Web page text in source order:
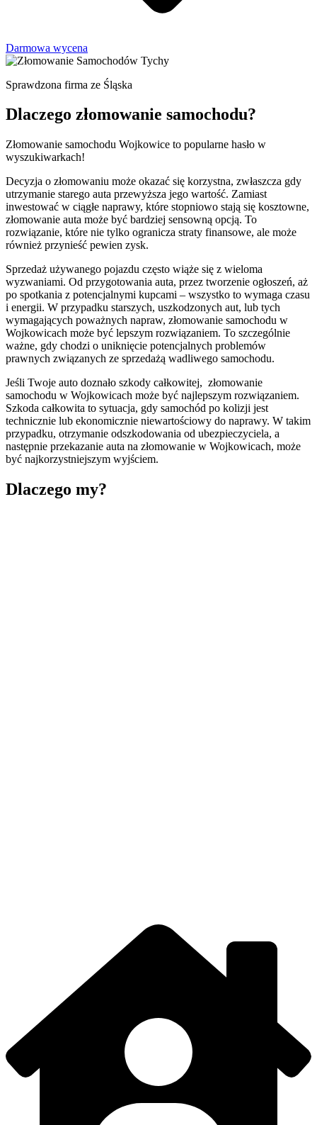
Darmowa wycena
Sprawdzona firma ze Śląska
Dlaczego złomowanie samochodu?
Złomowanie samochodu Wojkowice to popularne hasło w
wyszukiwarkach!
Decyzja o złomowaniu może okazać się korzystna, zwłaszcza gdy
utrzymanie starego auta przewyższa jego wartość. Zamiast
inwestować w ciągłe naprawy, które stopniowo stają się kosztowne,
złomowanie auta może być bardziej sensowną opcją. To
rozwiązanie, które nie tylko ogranicza straty finansowe, ale może
również przynieść pewien zysk.
Sprzedaż używanego pojazdu często wiąże się z wieloma
wyzwaniami. Od przygotowania auta, przez tworzenie ogłoszeń, aż
po spotkania z potencjalnymi kupcami – wszystko to wymaga czasu
i energii. W przypadku starszych, uszkodzonych aut, lub tych
wymagających poważnych napraw, złomowanie samochodu w
Wojkowicach może być lepszym rozwiązaniem. To szczególnie
ważne, gdy chodzi o uniknięcie potencjalnych problemów
prawnych związanych ze sprzedażą wadliwego samochodu.
Jeśli Twoje auto doznało szkody całkowitej, złomowanie
samochodu w Wojkowicach może być najlepszym rozwiązaniem.
Szkoda całkowita to sytuacja, gdy samochód po kolizji jest
technicznie lub ekonomicznie niewartościowy do naprawy. W takim
przypadku, otrzymanie odszkodowania od ubezpieczyciela, a
następnie przekazanie auta na złomowanie w Wojkowicach, może
być najkorzystniejszym wyjściem.
Dlaczego my?